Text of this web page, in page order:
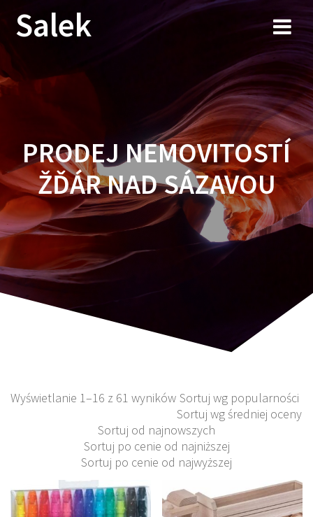
Przejdź
do
Salek
PRODEJ NEMOVITOSTÍ
ŽĎÁR NAD SÁZAVOU
Wyświetlanie 1–16 z 61 wyników Sortuj wg popularności
Sortuj wg średniej oceny
Sortuj od najnowszych
Sortuj po cenie od najniższej
Sortuj po cenie od najwyższej